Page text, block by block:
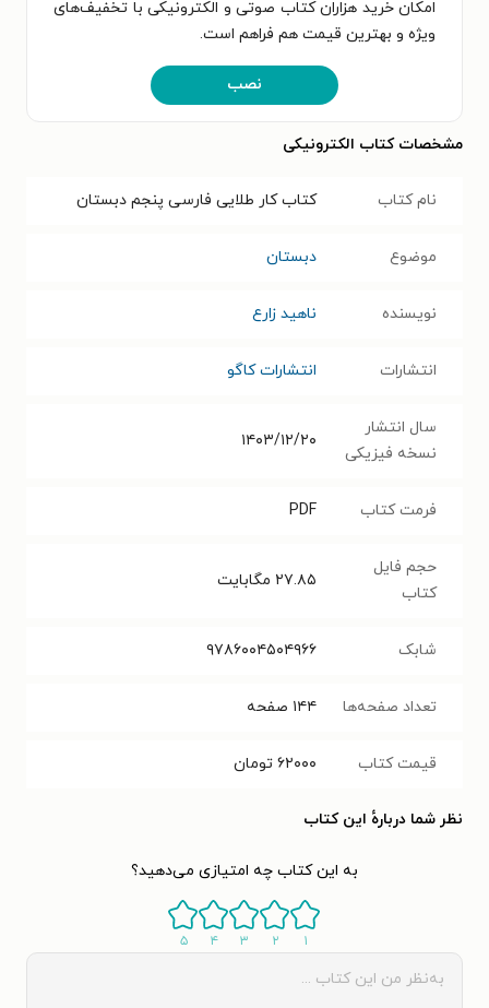
امکان خرید هزاران کتاب صوتی و الکترونیکی با تخفیف‌های
ویژه و بهترین قیمت هم فراهم است.
نصب
مشخصات کتاب الکترونیکی
نام کتاب کتاب کار طلایی فارسی پنجم دبستان
موضوع دبستان
نویسنده ناهید زارع
انتشارات انتشارات کاگو
سال انتشار
نسخه فیزیکی
۱۴۰۳/۱۲/۲۰
فرمت کتاب PDF
حجم فایل
کتاب
۲۷.۸۵ مگابایت
شابک ۹۷۸۶۰۰۴۵۰۴۹۶۶
تعداد صفحه‌ها ۱۴۴ صفحه
قیمت کتاب ۶۲۰۰۰ تومان
نظر شما دربارهٔ این کتاب
به این کتاب چه امتیازی می‌دهید؟
۱ ۲ ۳ ۴ ۵